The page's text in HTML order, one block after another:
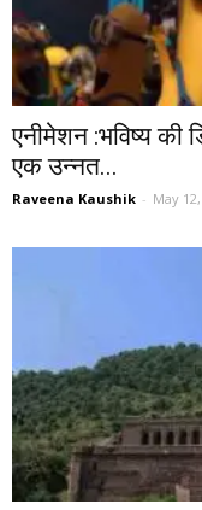
एनीमेशन :भविष्य की
एक उन्नत...
Raveena Kaushik - May